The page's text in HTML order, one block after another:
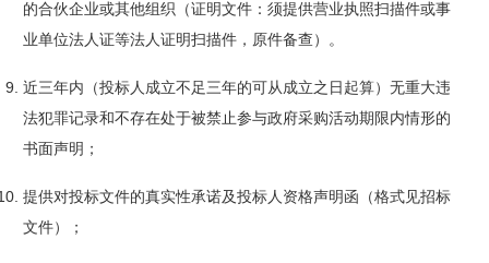
的合伙企业或其他组织（证明文件：须提供营业执照扫描件或事
业单位法人证等法人证明扫描件，原件备查）。
近三年内（投标人成立不足三年的可从成立之日起算）无重大违
法犯罪记录和不存在处于被禁止参与政府采购活动期限内情形的
书面声明；
提供对投标文件的真实性承诺及投标人资格声明函（格式见招标
文件）；